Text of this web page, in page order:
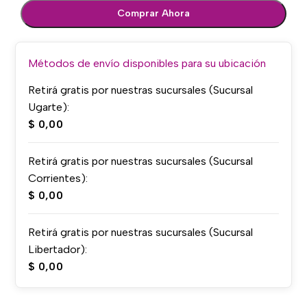
Comprar Ahora
Métodos de envío disponibles para su ubicación
Retirá gratis por nuestras sucursales (Sucursal
Ugarte):
$ 0,00
Retirá gratis por nuestras sucursales (Sucursal
Corrientes):
$ 0,00
Retirá gratis por nuestras sucursales (Sucursal
Libertador):
$ 0,00